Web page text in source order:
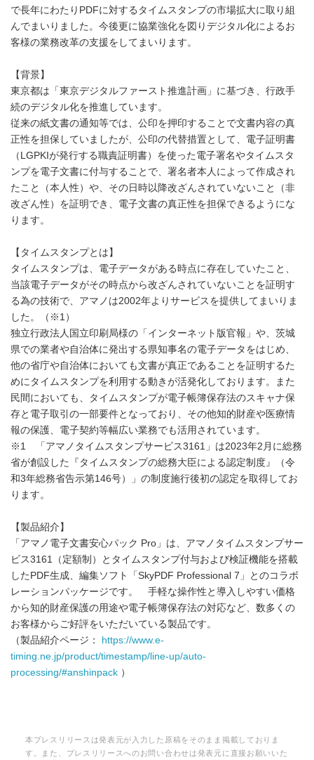
で長年にわたりPDFに対するタイムスタンプの市場拡大に取り組
んでまいりました。今後更に協業強化を図りデジタル化によるお
客様の業務改革の支援をしてまいります。
【背景】
東京都は「東京デジタルファースト推進計画」に基づき、行政手
続のデジタル化を推進しています。
従来の紙文書の通知等では、公印を押印することで文書内容の真
正性を担保していましたが、公印の代替措置として、電子証明書
（LGPKIが発行する職責証明書）を使った電子署名やタイムスタ
ンプを電子文書に付与することで、署名者本人によって作成され
たこと（本人性）や、その日時以降改ざんされていないこと（非
改ざん性）を証明でき、電子文書の真正性を担保できるようにな
ります。
【タイムスタンプとは】
タイムスタンプは、電子データがある時点に存在していたこと、
当該電子データがその時点から改ざんされていないことを証明す
る為の技術で、アマノは2002年よりサービスを提供してまいりま
した。（※1）
独立行政法人国立印刷局様の「インターネット版官報」や、茨城
県での業者や自治体に発出する県知事名の電子データをはじめ、
他の省庁や自治体においても文書が真正であることを証明するた
めにタイムスタンプを利用する動きが活発化しております。また
民間においても、タイムスタンプが電子帳簿保存法のスキャナ保
存と電子取引の一部要件となっており、その他知的財産や医療情
報の保護、電子契約等幅広い業務でも活用されています。
※1 「アマノタイムスタンプサービス3161」は2023年2月に総務
省が創設した『タイムスタンプの総務大臣による認定制度』（令
和3年総務省告示第146号）」の制度施行後初の認定を取得してお
ります。
【製品紹介】
「アマノ電子文書安心パック Pro」は、アマノタイムスタンプサー
ビス3161（定額制）とタイムスタンプ付与および検証機能を搭載
したPDF生成、編集ソフト「SkyPDF Professional 7」とのコラボ
レーションパッケージです。 手軽な操作性と導入しやすい価格
から知的財産保護の用途や電子帳簿保存法の対応など、数多くの
お客様からご好評をいただいている製品です。
（製品紹介ページ：
https://www.e-
timing.ne.jp/product/timestamp/line-up/auto-
processing/#anshinpack ）
本プレスリリースは発表元が入力した原稿をそのまま掲載しておりま
す。また、プレスリリースへのお問い合わせは発表元に直接お願いいた